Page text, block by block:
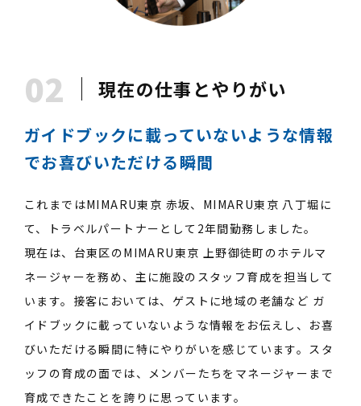
02 現在の仕事とやりがい
ガイドブックに載っていないような情報
でお喜びいただける瞬間
これまではMIMARU東京 赤坂、MIMARU東京 八丁堀に
て、トラベルパートナーとして2年間勤務しました。
現在は、台東区のMIMARU東京 上野御徒町のホテルマ
ネージャーを務め、主に施設のスタッフ育成を担当して
います。接客においては、ゲストに地域の老舗など ガ
イドブックに載っていないような情報をお伝えし、お喜
びいただける瞬間に特にやりがいを感じています。スタ
ッフの育成の面では、メンバーたちをマネージャーまで
育成できたことを誇りに思っています。